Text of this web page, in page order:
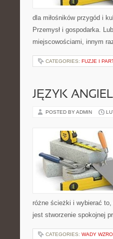
dla miłośników przygód i
Przemysł i gospodarka.
miejscowościami, innym
CATEGORIES: FUZJE I
JĘZYK
POSTED BY ADMIN
różne ścieżki i wybierać
jest stworzenie spokojnej
CATEGORIES: WADY